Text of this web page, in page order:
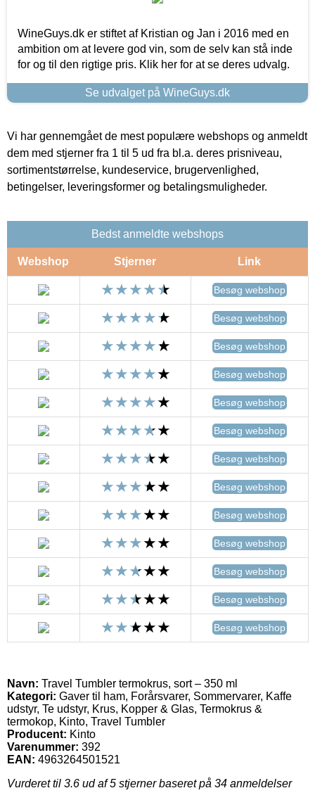
WineGuys.dk er stiftet af Kristian og Jan i 2016 med en
ambition om at levere god vin, som de selv kan stå inde
for og til den rigtige pris. Klik her for at se deres udvalg.
Se udvalget på WineGuys.dk
Vi har gennemgået de mest populære webshops og anmeldt
dem med stjerner fra 1 til 5 ud fra bl.a. deres prisniveau,
sortimentstørrelse, kundeservice, brugervenlighed,
betingelser, leveringsformer og betalingsmuligheder.
Bedst anmeldte webshops
Webshop Stjerner Link
Besøg webshop
Besøg webshop
Besøg webshop
Besøg webshop
Besøg webshop
Besøg webshop
Besøg webshop
Besøg webshop
Besøg webshop
Besøg webshop
Besøg webshop
Besøg webshop
Besøg webshop
Navn: Travel Tumbler termokrus, sort – 350 ml
Kategori: Gaver til ham, Forårsvarer, Sommervarer, Kaffe
udstyr, Te udstyr, Krus, Kopper & Glas, Termokrus &
termokop, Kinto, Travel Tumbler
Producent: Kinto
Varenummer: 392
EAN: 4963264501521
Vurderet til 3.6 ud af 5 stjerner baseret på 34 anmeldelser